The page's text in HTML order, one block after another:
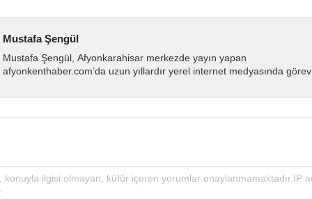
Mustafa Şengül
Mustafa Şengül, Afyonkarahisar merkezde yayın yapan
afyonkenthaber.com’da uzun yıllardır yerel internet medyasında görev